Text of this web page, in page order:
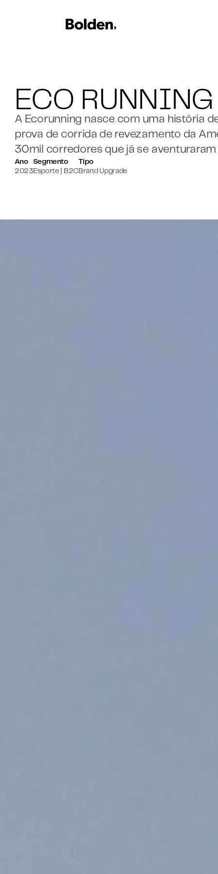
ECO RUNNING
A Ecorunning nasce com uma história
prova de corrida de revezamento da
30mil corredores que já se
Ano
2023
Segmento
Esporte | B2C
Tipo
Brand Upgrade